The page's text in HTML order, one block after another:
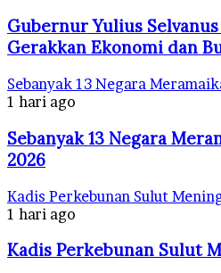
Gubernur Yulius Selvanus
Gerakkan Ekonomi dan
Sebanyak 13 Negara
1 hari ago
Sebanyak 13 Negara
2026
Kadis Perkebunan Sulut
1 hari ago
Kadis Perkebunan Sulut